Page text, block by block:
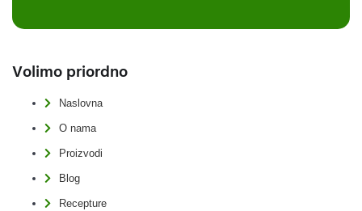
Volimo priordno
Naslovna
O nama
Proizvodi
Blog
Recepture